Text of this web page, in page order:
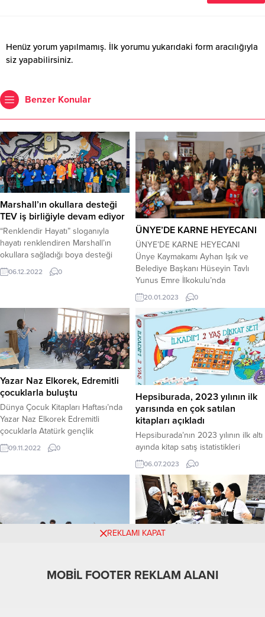
Henüz yorum yapılmamış. İlk yorumu yukarıdaki form aracılığıyla
siz yapabilirsiniz.
Benzer Konular
Marshall’ın okullara desteği
TEV iş birliğiyle devam ediyor
“Renklendir Hayatı” sloganıyla
hayatı renklendiren Marshall’ın
okullara sağladığı boya desteği
kapsamında, Kocaeli ilinin Gebze
ilçesinde yer alan TEVİTÖL (Türk
Eğitim Vakfı (TEV) ile iş birliği
gerçekleştirildi. Bu iş birliğiyle
Marshall, okul içindeki alanda
bulunan dört yatakhane ile ana
binadaki iki...
06.12.2022 0
ÜNYE’DE KARNE HEYECANI
ÜNYE’DE KARNE HEYECANI
Ünye Kaymakamı Ayhan Işık ve
Belediye Başkanı Hüseyin Tavlı
Yunus Emre İlkokulu’nda
öğrencilerin karne heyecanına
ortak oldu. Başkan Tavlı karne alan
öğrencileri tebrik ederek Ünye
Belediyesi olarak eğitime her
zaman destekler verdiklerini
söyledi. 2022-2023 Eğitim
Öğretim yılının birinci dönemi
bugün çalan son zille tamamlandı....
20.01.2023 0
Yazar Naz Elkorek, Edremitli
çocuklarla buluştu
Dünya Çocuk Kitapları Haftası’nda
Yazar Naz Elkorek Edremitli
çocuklarla Atatürk gençlik
Merkezi’nde bir araya geldi. Dünya
Çocuk Kitapları Haftası kapsamında
Elkorek ile Edremitli çocuklarla
Müdürlüğü ve Balıkesir Büyükşehir
Belediyesi ve Edremit Belediyesi iş
09.11.2022 0
Hepsiburada, 2023 yılının ilk
yarısında en çok satılan
kitapları açıkladı
Hepsiburada’nın 2023 yılının ilk altı
ayında kitap satış istatistikleri
açıklandı. Yılın ilk yarısında 4,5
milyon adetten fazla kitap satışı
yapıldı ve 200 binin üzerinde farklı
kitap satışı gerçekleşti.
Hepsiburada’nın kitap satışları
tablosunda sevilen yazarların
kitapları üst sıralarda yer alırken,
06.07.2023 0
engellilere yönelik pastacılık
REKLAMI KAPAT
MOBİL FOOTER REKLAM ALANI